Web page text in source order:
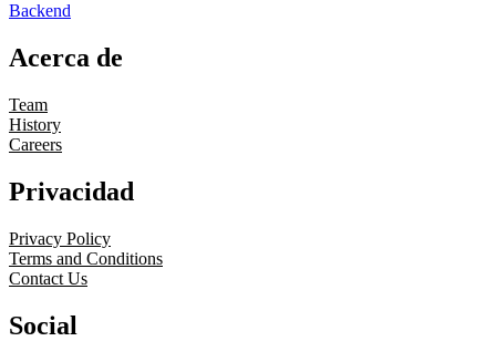
Backend
Acerca de
Team
History
Careers
Privacidad
Privacy Policy
Terms and Conditions
Contact Us
Social